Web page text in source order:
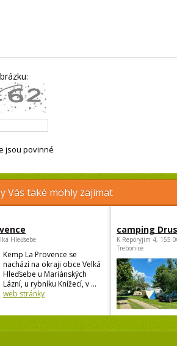
jsou povinné
Vás také mohly zajímat
Hleďsebe
Kemp La Provence se
nachází na okraji obce Velká
Hleďsebe u Mariánských
Lázní, u rybníku Knížecí, v ...
web stránky
camping
K Reporyjim 4, 155
Trebonice